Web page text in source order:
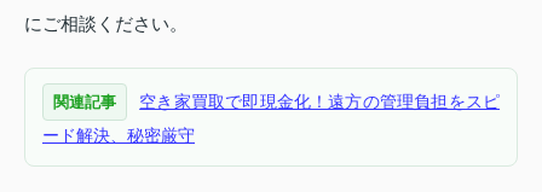
にご相談ください。
関連記事
空き家買取で即現金化！遠方の管理負担をスピ
ード解決、秘密厳守